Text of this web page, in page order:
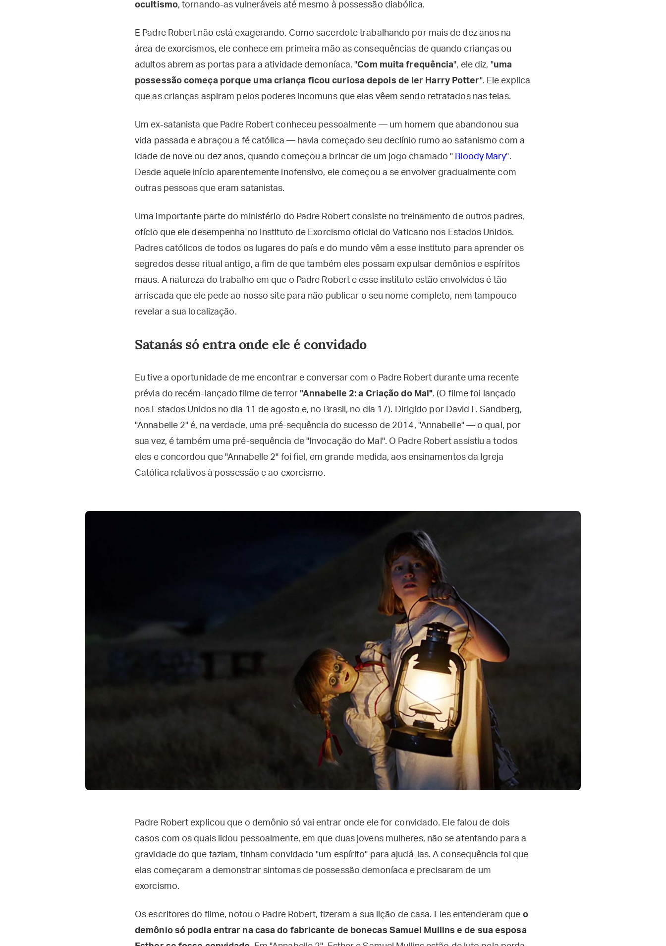
ocultismo, tornando-as vulneráveis até mesmo à possessão diabólica.
E Padre Robert não está exagerando. Como sacerdote trabalhando por mais de dez anos na
área de exorcismos, ele conhece em primeira mão as consequências de quando crianças ou
adultos abrem as portas para a atividade demoníaca. "Com muita frequência", ele diz, "uma
possessão começa porque uma criança ficou curiosa depois de ler Harry Potter". Ele explica
que as crianças aspiram pelos poderes incomuns que elas vêem sendo retratados nas telas.
Um ex-satanista que Padre Robert conheceu pessoalmente — um homem que abandonou sua
vida passada e abraçou a fé católica — havia começado seu declínio rumo ao satanismo com a
idade de nove ou dez anos, quando começou a brincar de um jogo chamado " Bloody Mary".
Desde aquele início aparentemente inofensivo, ele começou a se envolver gradualmente com
outras pessoas que eram satanistas.
Uma importante parte do ministério do Padre Robert consiste no treinamento de outros padres,
ofício que ele desempenha no Instituto de Exorcismo oficial do Vaticano nos Estados Unidos.
Padres católicos de todos os lugares do país e do mundo vêm a esse instituto para aprender os
segredos desse ritual antigo, a fim de que também eles possam expulsar demônios e espíritos
maus. A natureza do trabalho em que o Padre Robert e esse instituto estão envolvidos é tão
arriscada que ele pede ao nosso site para não publicar o seu nome completo, nem tampouco
revelar a sua localização.
Satanás só entra onde ele é convidado
Eu tive a oportunidade de me encontrar e conversar com o Padre Robert durante uma recente
prévia do recém-lançado filme de terror"Annabelle 2: a Criação do Mal". (O filme foi lançado
nos Estados Unidos no dia 11 de agosto e, no Brasil, no dia 17). Dirigido por David F. Sandberg,
"Annabelle 2" é, na verdade, uma pré-sequência do sucesso de 2014, "Annabelle" — o qual, por
sua vez, é também uma pré-sequência de "Invocação do Mal". O Padre Robert assistiu a todos
eles e concordou que "Annabelle 2" foi fiel, em grande medida, aos ensinamentos da Igreja
Católica relativos à possessão e ao exorcismo.
Padre Robert explicou que o demônio só vai entrar onde ele for convidado. Ele falou de dois
casos com os quais lidou pessoalmente, em que duas jovens mulheres, não se atentando para a
gravidade do que faziam, tinham convidado "um espírito" para ajudá-las. A consequência foi que
elas começaram a demonstrar sintomas de possessão demoníaca e precisaram de um
exorcismo.
Os escritores do filme, notou o Padre Robert, fizeram a sua lição de casa. Eles entenderam que o
demônio só podia entrar na casa do fabricante de bonecas Samuel Mullins e de sua esposa